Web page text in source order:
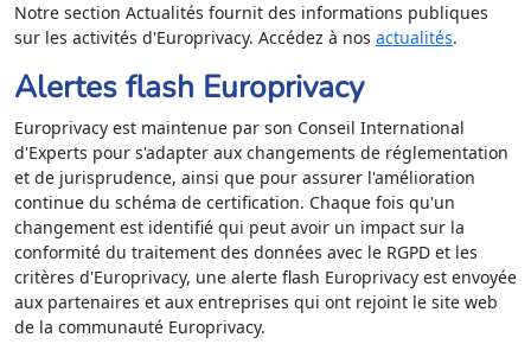
Notre section Actualités fournit des informations publiques
sur les activités d'Europrivacy. Accédez à nos actualités.
Alertes flash Europrivacy
Europrivacy est maintenue par son Conseil International
d'Experts pour s'adapter aux changements de réglementation
et de jurisprudence, ainsi que pour assurer l'amélioration
continue du schéma de certification. Chaque fois qu'un
changement est identifié qui peut avoir un impact sur la
conformité du traitement des données avec le RGPD et les
critères d'Europrivacy, une alerte flash Europrivacy est envoyée
aux partenaires et aux entreprises qui ont rejoint le site web
de la communauté Europrivacy.